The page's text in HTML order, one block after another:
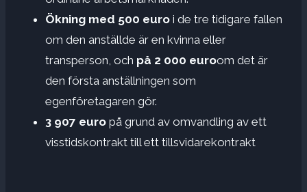
Ökning med 500 euro i de tre tidigare fallen
om den anställde är en kvinna eller
transperson, och på 2 000 euroom det är
den första anställningen som
egenföretagaren gör.
3 907 euro på grund av omvandling av ett
visstidskontrakt till ett tillsvidarekontrakt